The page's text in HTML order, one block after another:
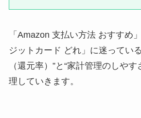
「Amazon 支払い方法 おすすめ
ジットカード どれ」に迷ってい
（還元率）”と“家計管理のしや
理していきます。